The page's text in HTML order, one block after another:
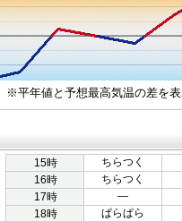
※平年値と予想最高気温の差を表
15時 ちらつく
16時
ちらつく
17時
―
18時
ぱらぱら